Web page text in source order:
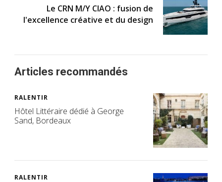
Le CRN M/Y CIAO : fusion de
l'excellence créative et du design
Articles recommandés
RALENTIR
Hôtel Littéraire dédié à George
Sand, Bordeaux
RALENTIR